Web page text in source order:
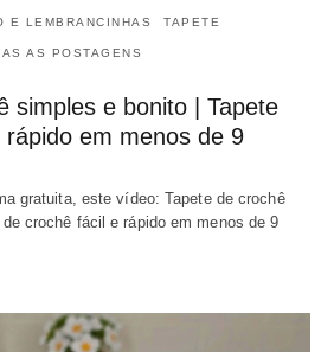
E LEMBRANCINHAS TAPETE
AS POSTAGENS
simples e bonito | Tapete
em menos de 9
gratuita, este vídeo: Tapete de crochê
crochê fácil e rápido em menos de 9